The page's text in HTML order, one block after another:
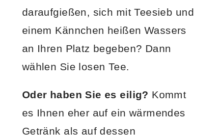
daraufgießen, sich mit Teesieb und
einem Kännchen heißen Wassers
an Ihren Platz begeben? Dann
wählen Sie losen Tee.
Oder haben Sie es eilig? Kommt
es Ihnen eher auf ein wärmendes
Getränk als auf dessen